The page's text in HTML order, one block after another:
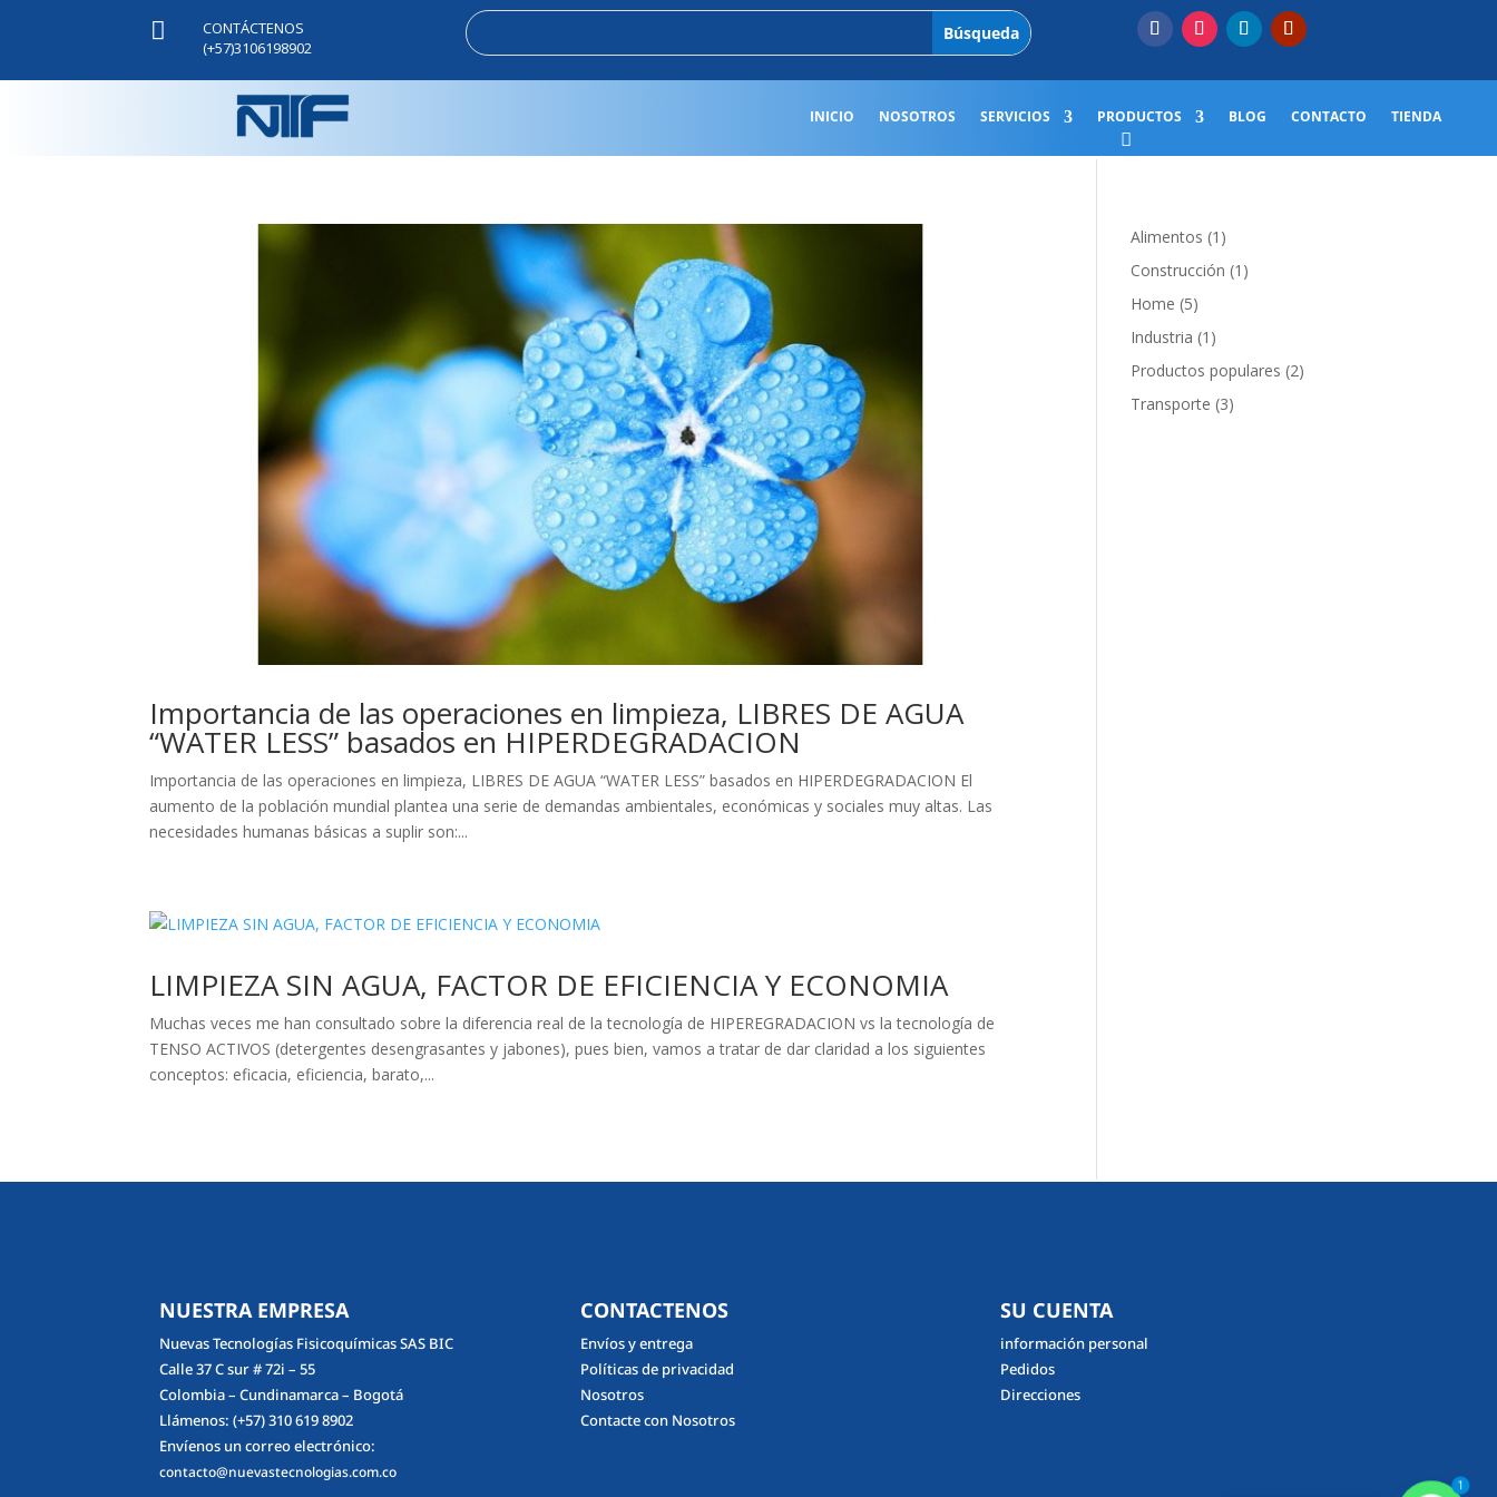

CONTÁCTENOS
(+57)3106198902
INICIO NOSOTROS SERVICIOS PRODUCTOS BLOG CONTACTO TIENDA
Importancia de las operaciones en limpieza, LIBRES DE AGUA
“WATER LESS” basados en HIPERDEGRADACION
Importancia de las operaciones en limpieza, LIBRES DE AGUA “WATER LESS” basados en HIPERDEGRADACION El
aumento de la población mundial plantea una serie de demandas ambientales, económicas y sociales muy altas. Las
necesidades humanas básicas a suplir son:...
LIMPIEZA SIN AGUA, FACTOR DE EFICIENCIA Y ECONOMIA
Muchas veces me han consultado sobre la diferencia real de la tecnología de HIPEREGRADACION vs la tecnología de
TENSO ACTIVOS (detergentes desengrasantes y jabones), pues bien, vamos a tratar de dar claridad a los siguientes
conceptos: eficacia, eficiencia, barato,...
Alimentos 1 1
producto
Construcción 1 1
Home 55
productos
Industria 1 1
producto
Productos populares 22
Transporte 33
NUESTRA EMPRESA
Nuevas Tecnologías Fisicoquímicas SAS BIC
Calle 37 C sur # 72i – 55
Colombia – Cundinamarca – Bogotá
Llámenos: (+57) 310 619 8902
Envíenos un correo electrónico:
contacto@nuevastecnologias.com.co
CONTACTENOS
Envíos y entrega
Políticas de privacidad
Nosotros
Contacte con Nosotros
SU CUENTA
información personal
Pedidos
Direcciones
1